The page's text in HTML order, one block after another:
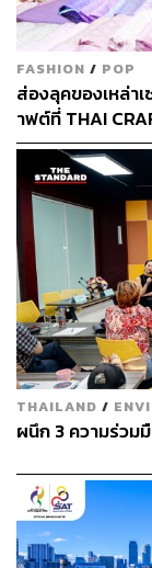
ลดจุดเสี่ยง
[ระยะ 2 : การเผ
ซักซ้อมแผน
ฟื้นฟูสภาพใ
กับหน่วยง
พร้อมฟื้นฟู
FASHION / POP
ส่องลุคของเหล่า
าฟต์ที่ THAI
SENSE OF
THAILAND /
ผนึก 3 ความร่วม